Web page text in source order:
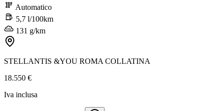
Automatico
5,7 l/100km
131 g/km
STELLANTIS &YOU ROMA COLLATINA
18.550 €
Iva inclusa